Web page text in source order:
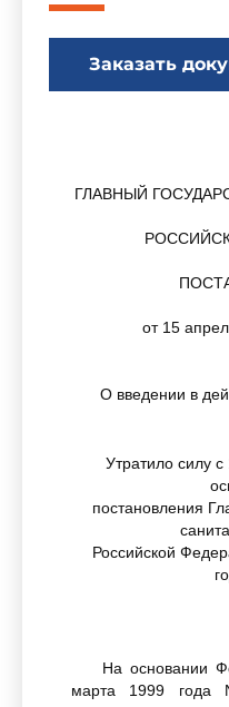
Заказать
ГЛАВНЫЙ
от 15
О введении в
Утратило силу
постановления
Российской
На основании
марта 1999 года